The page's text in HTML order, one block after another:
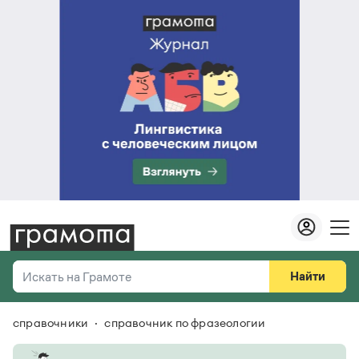
Искать на Грамоте
Справочная служба
Найти
Везде
справочники справочник по фразеологии